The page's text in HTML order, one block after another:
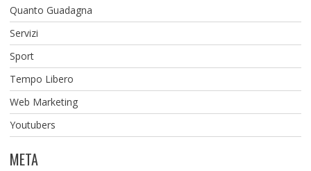
Quanto Guadagna
Servizi
Sport
Tempo Libero
Web Marketing
Youtubers
META